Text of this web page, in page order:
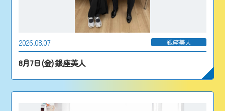
2026.08.07 銀座美人
8月7日(金) 銀座美人